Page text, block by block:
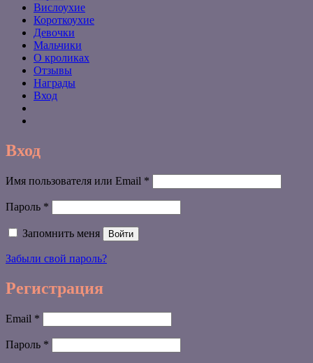
Вислоухие
Короткоухие
Девочки
Мальчики
О кроликах
Отзывы
Награды
Вход
Вход
Имя пользователя или Email *
Пароль *
Запомнить меня Войти
Забыли свой пароль?
Регистрация
Email *
Пароль *